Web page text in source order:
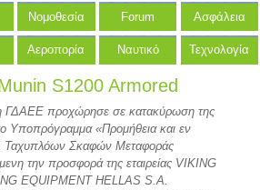
Νομοθεσία Forum Ασφάλεια
Αεροπορία Ναυτικό Τεχνολογία
S1200 Armored
ΓΔΑΕΕ προχώρησε σε κατακύρωση της
Υποπρόγραμμα «Προμήθεια και εν
Ταχυπλόων Σκαφών Μεταφοράς
την προσφορά της εταιρείας VIKING
EQUIPMENT HELLAS S.A.